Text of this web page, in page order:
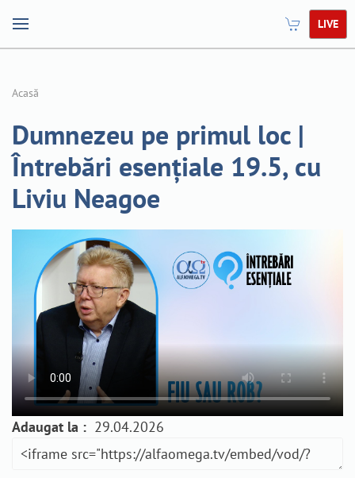
LIVE
Acasă
Dumnezeu pe primul loc |
Întrebări esențiale 19.5, cu
Liviu Neagoe
Adaugat la : 29.04.2026